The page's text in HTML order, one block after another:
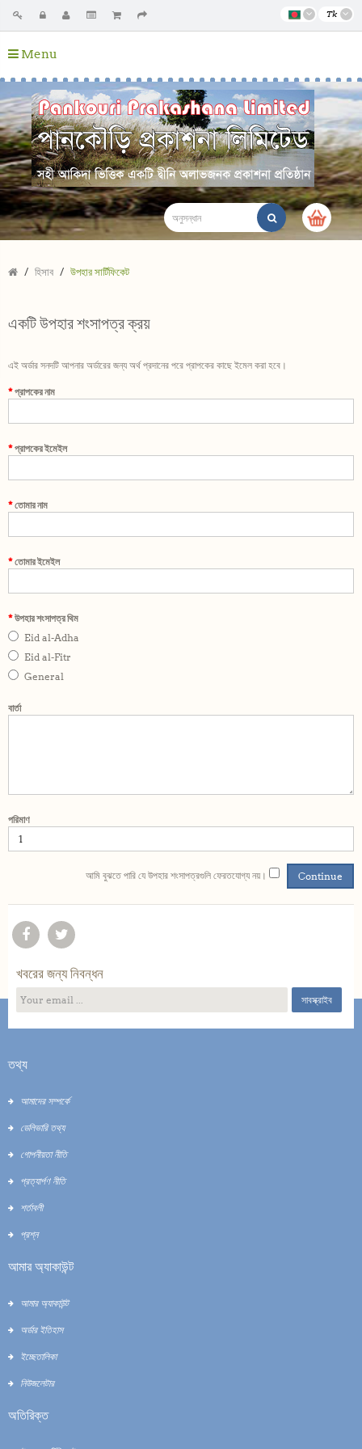
Tk
Menu
হিসাব উপহার সার্টিফিকেট
একটি উপহার শংসাপত্র ক্রয়
এই অর্ডার সনদটি আপনার অর্ডারের জন্য অর্থ প্রদানের পরে প্রাপকের কাছে ইমেল করা হবে।
প্রাপকের নাম
প্রাপকের ইমেইল
তোমার নাম
তোমার ইমেইল
উপহার শংসাপত্র থিম
Eid al-Adha
Eid al-Fitr
General
বার্তা
পরিমাণ
আমি বুঝতে পারি যে উপহার শংসাপত্রগুলি ফেরতযোগ্য নয়।
খবরের জন্য নিবন্ধন
সাবস্ক্রাইব
তথ্য
আমাদের সম্পর্কে
ডেলিভারি তথ্য
গোপনীয়তা নীতি
প্রত্যার্পণ নীতি
শর্তাবলী
প্রশ্ন
আমার অ্যাকাউন্ট
আমার অ্যাকাউন্ট
অর্ডার ইতিহাস
ইচ্ছেতালিকা
নিউজলেটার
অতিরিক্ত